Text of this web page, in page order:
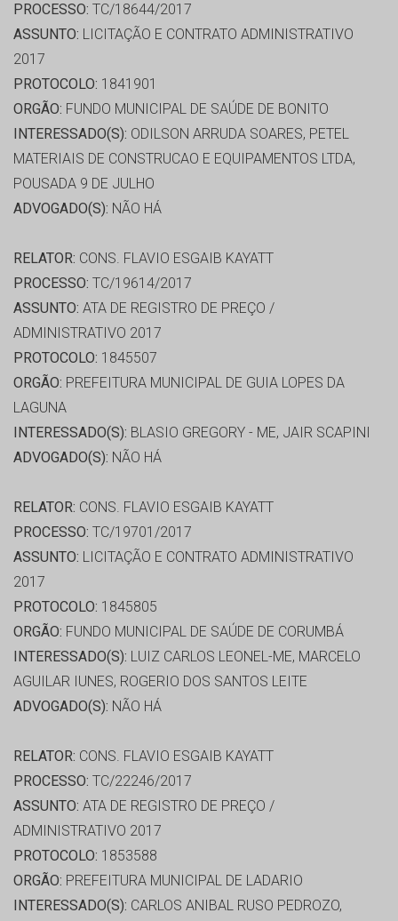
PROCESSO: TC/18644/2017
ASSUNTO: LICITAÇÃO E CONTRATO ADMINISTRATIVO
2017
PROTOCOLO: 1841901
ORGÃO: FUNDO MUNICIPAL DE SAÚDE DE BONITO
INTERESSADO(S): ODILSON ARRUDA SOARES, PETEL
MATERIAIS DE CONSTRUCAO E EQUIPAMENTOS LTDA,
POUSADA 9 DE JULHO
ADVOGADO(S): NÃO HÁ
RELATOR: CONS. FLAVIO ESGAIB KAYATT
PROCESSO: TC/19614/2017
ASSUNTO: ATA DE REGISTRO DE PREÇO /
ADMINISTRATIVO 2017
PROTOCOLO: 1845507
ORGÃO: PREFEITURA MUNICIPAL DE GUIA LOPES DA
LAGUNA
INTERESSADO(S): BLASIO GREGORY - ME, JAIR SCAPINI
ADVOGADO(S): NÃO HÁ
RELATOR: CONS. FLAVIO ESGAIB KAYATT
PROCESSO: TC/19701/2017
ASSUNTO: LICITAÇÃO E CONTRATO ADMINISTRATIVO
2017
PROTOCOLO: 1845805
ORGÃO: FUNDO MUNICIPAL DE SAÚDE DE CORUMBÁ
INTERESSADO(S): LUIZ CARLOS LEONEL-ME, MARCELO
AGUILAR IUNES, ROGERIO DOS SANTOS LEITE
ADVOGADO(S): NÃO HÁ
RELATOR: CONS. FLAVIO ESGAIB KAYATT
PROCESSO: TC/22246/2017
ASSUNTO: ATA DE REGISTRO DE PREÇO /
ADMINISTRATIVO 2017
PROTOCOLO: 1853588
ORGÃO: PREFEITURA MUNICIPAL DE LADARIO
INTERESSADO(S): CARLOS ANIBAL RUSO PEDROZO,